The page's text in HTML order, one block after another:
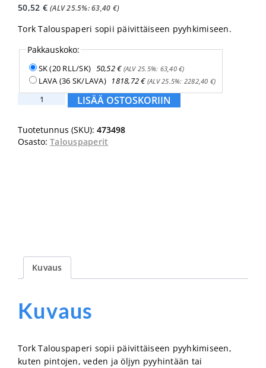
50,52 € (ALV 25.5%:63,40 €)
Tork Talouspaperi sopii päivittäiseen pyyhkimiseen.
Pakkauskoko:
SK (20 RLL/SK) 50,52€(ALV 25.5%: 63,40€)
LAVA (36 SK/LAVA) 1818,72€(ALV 25.5%: 2282,40 €)
määrä
LISÄÄ OSTOSKORIIN
Tuotetunnus (SKU): 473498
Osasto: Talouspaperit
Kuvaus
Kuvaus
Tork Talouspaperi sopii päivittäiseen pyyhkimiseen,
kuten pintojen, veden ja öljyn pyyhintään tai